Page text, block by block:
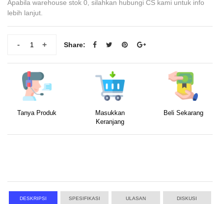
Apabila warehouse stok 0, silahkan hubungi CS kami untuk info
lebih lanjut.
+
- Share:
Tanya Produk
Masukkan
Keranjang
Beli Sekarang
DESKRIPSI SPESIFIKASI ULASAN DISKUSI